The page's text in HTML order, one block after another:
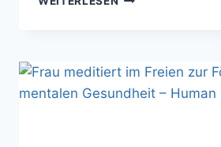
LICHT
BELASTET